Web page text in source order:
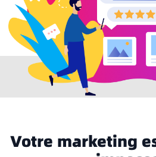
Votre marketing